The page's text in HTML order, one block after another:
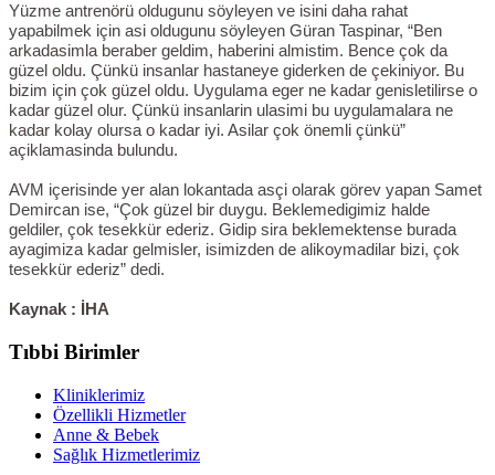
Yüzme antrenörü oldugunu söyleyen ve isini daha rahat
yapabilmek için asi oldugunu söyleyen Güran Taspinar, “Ben
arkadasimla beraber geldim, haberini almistim. Bence çok da
güzel oldu. Çünkü insanlar hastaneye giderken de çekiniyor. Bu
bizim için çok güzel oldu. Uygulama eger ne kadar genisletilirse o
kadar güzel olur. Çünkü insanlarin ulasimi bu uygulamalara ne
kadar kolay olursa o kadar iyi. Asilar çok önemli çünkü”
açiklamasinda bulundu.
AVM içerisinde yer alan lokantada asçi olarak görev yapan Samet
Demircan ise, “Çok güzel bir duygu. Beklemedigimiz halde
geldiler, çok tesekkür ederiz. Gidip sira beklemektense burada
ayagimiza kadar gelmisler, isimizden de alikoymadilar bizi, çok
tesekkür ederiz” dedi.
Kaynak : İHA
Tıbbi Birimler
Kliniklerimiz
Özellikli Hizmetler
Anne & Bebek
Sağlık Hizmetlerimiz